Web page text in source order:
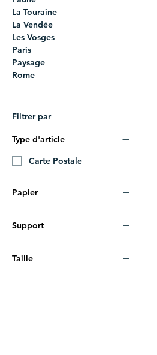
La Touraine
La Vendée
Les Vosges
Paris
Paysage
Rome
Filtrer par
Type d'article
Carte Postale
Papier
Fine Art
Support
Sans
Taille